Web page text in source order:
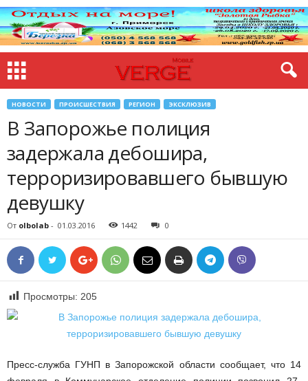
НОВОСТИ ПРОИСШЕСТВИЯ РЕГИОН ЭКСКЛЮЗИВ
В Запорожье полиция
задержала дебошира,
терроризировавшего бывшую
девушку
От olbolab - 01.03.2016 1442 0
Просмотры: 205
Пресс-служба ГУНП в Запорожской области сообщает, что 14